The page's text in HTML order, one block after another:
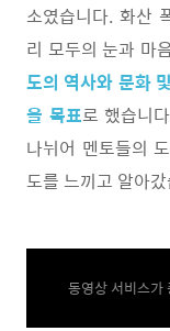
소였습니다. 화산
리 모두의 눈과 마
도의 역사와 문화
을 목표로 했습니
나뉘어 멘토들의
도를 느끼고 알아
동영상 서비스가